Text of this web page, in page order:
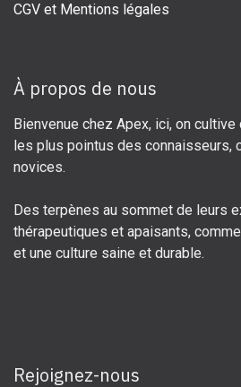
CGV et Mentions légales
À propos de nous
Bienvenue chez Apex, ici, on
les plus pointus des connaisseurs,
novices.
Des terpènes au sommet de leurs
thérapeutiques et apaisants,
et une culture saine et durable.
Rejoignez-nous